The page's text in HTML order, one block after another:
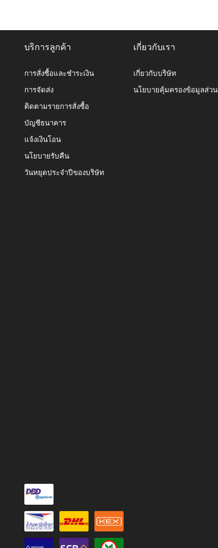
บริการลูกค้า
การสั่งซื้อและชำระเงิน
การจัดส่ง
ติดตามรายการสั่งซื้อ
บัญชีธนาคาร
แจ้งเงินโอน
นโยบายรับคืน
วันหยุดประจำปีของบริษัท
เกี่ยวกับเรา
เกี่ยวกับบริษัท
นโยบายคุ้มครองข้อมูลส่ว